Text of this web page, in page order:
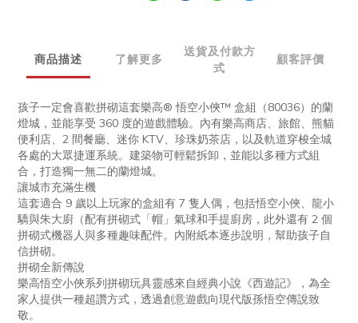
商品描述 了解更多
送貨及付款方
式
顧客評價
孩子一定會喜歡拼砌這套樂高® 悟空小俠™ 盒組（80036）的蘭
燈城，並能享受 360 度的遊戲體驗。內有樂高商店、旅館、熊貓
便利店、2 間餐廳、迷你 KTV、珍珠奶茶店，以及軌道穿梭全城
各處的大眾捷運系統。建築物可輕鬆拆卸，並能以多種方式組
合，打造獨一無二的蘭燈城。
讓城市充滿生機
這套適合 9 歲以上玩家的盒組有 7 隻人偶，包括悟空小俠、龍小
驕與朱大廚（配有拼砌式「帽」氣球和手提廚房，此外還有 2 個
拼砌式機器人與多種趣味配件。內附紙本逐步說明，幫助孩子自
信拼砌。
拼砌全新傳說
樂高悟空小俠系列拼砌玩具靈感來自經典小說《西遊記》，為全
家人提供一種超讚方式，透過創意遊戲向現代版孫悟空傳說致
敬。